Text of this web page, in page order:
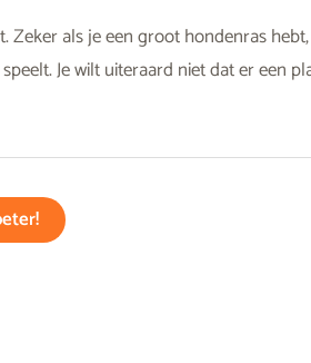
Zeker als je een groot hondenras
Je wilt uiteraard niet dat er een